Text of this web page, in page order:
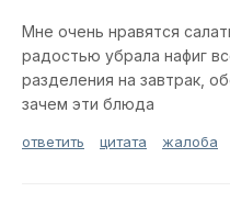
Мне очень нравятся
радостью убрала нафиг
разделения на завтрак,
зачем эти блюда
ответить цитата жалоба